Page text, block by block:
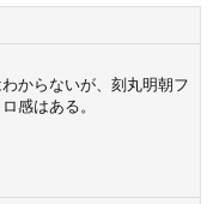
からないが、刻丸明朝フ
感はある。